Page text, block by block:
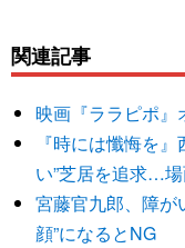
関連記事
映画『ララピポ』
『時には懺悔を
い”芝居を追求…
宮藤官九郎、障
顔”になるとNG